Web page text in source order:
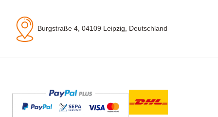
Burgstraße 4, 04109 Leipzig, Deutschland